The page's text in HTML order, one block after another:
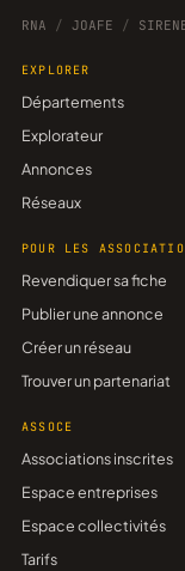
RNA / JOAFE /
EXPLORER
Départements
Explorateur
Annonces
Réseaux
POUR LES
Revendiquer sa fiche
Publier une annonce
Créer un réseau
Trouver un partenariat
ASSOCE
Associations inscrites
Espace entreprises
Espace collectivités
Tarifs